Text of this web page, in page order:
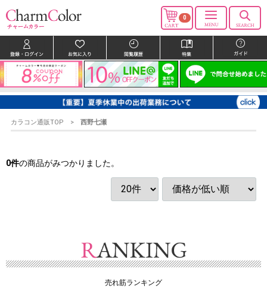
0
カラコン通販TOP 西野七瀬
0件の商品がみつかりました。
売れ筋ランキング